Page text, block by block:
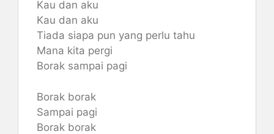
Kau dan aku
Kau dan aku
Tiada siapa pun yang perlu tahu
Mana kita pergi
Borak sampai pagi
Borak borak
Sampai pagi
Borak borak